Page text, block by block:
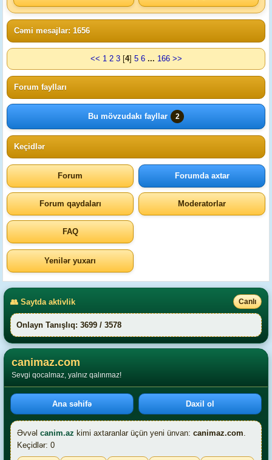
Cəmi mesajlar: 1656
<< 1 2 3[4] 5 6 ... 166 >>
Forum faylları
Bu mövzudakı fayllar 2
Keçidlər
Forum Forumda axtar
Forum qaydaları Moderatorlar
FAQ
Yenilər yuxarı
👥 Saytda aktivlik Canlı
Onlayn Tanışlıq: 3699 / 3578
canimaz.com
Sevgi qocalmaz, yalnız qalınmaz!
Ana səhifə Daxil ol
Əvvəl canim.az kimi axtaranlar üçün yeni ünvan: canimaz.com.
Keçidlər: 0